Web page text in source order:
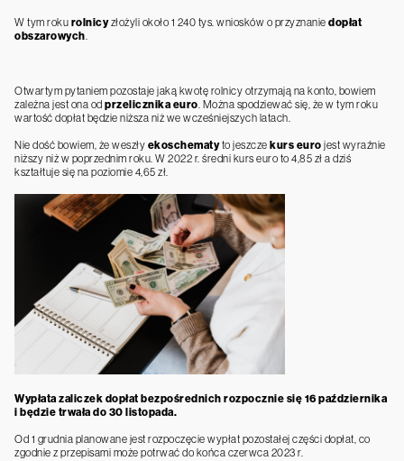
W tym roku rolnicyzłożyli około 1 240 tys. wniosków o przyznanie dopłat
obszarowych
Otwartym pytaniem pozostaje jaką kwotę rolnicy otrzymają na konto, bowiem
zależna jest ona od przelicznika euro. Można spodziewać się, że w tym roku
wartość dopłat będzie niższa niż we wcześniejszych latach.
Nie dość bowiem, że weszły ekoschematyto jeszcze kurs euro jest wyraźnie
niższy niż w poprzednim roku. W 2022 r. średni kurs euro to 4,85 zł a dziś
kształtuje się na poziomie 4,65 zł.
Wypłata zaliczek dopłat bezpośrednich rozpocznie się 16 października
i będzie trwała do 30 listopada.
Od 1 grudnia planowane jest rozpoczęcie wypłat pozostałej części dopłat, co
zgodnie z przepisami może potrwać do końca czerwca 2023 r.